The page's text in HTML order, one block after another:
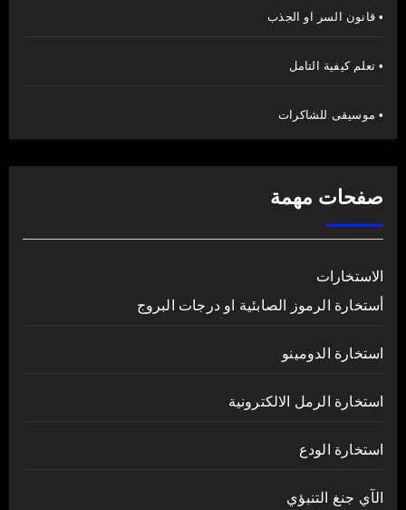
• قانون السر او الجذب
• تعلم كيفية التامل
• موسيقى للشاكرات
صفحات مهمة
الاستخارات
أستخارة الرموز الصابئية او درجات البروج
استخارة الدومينو
استخارة الرمل الالكترونية
استخارة الودع
الآي جنغ التنبؤي